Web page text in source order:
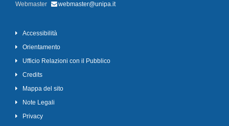
Webmaster
webmaster@unipa.it
Accessibilità
Orientamento
Ufficio Relazioni con il Pubblico
Credits
Mappa del sito
Note Legali
Privacy